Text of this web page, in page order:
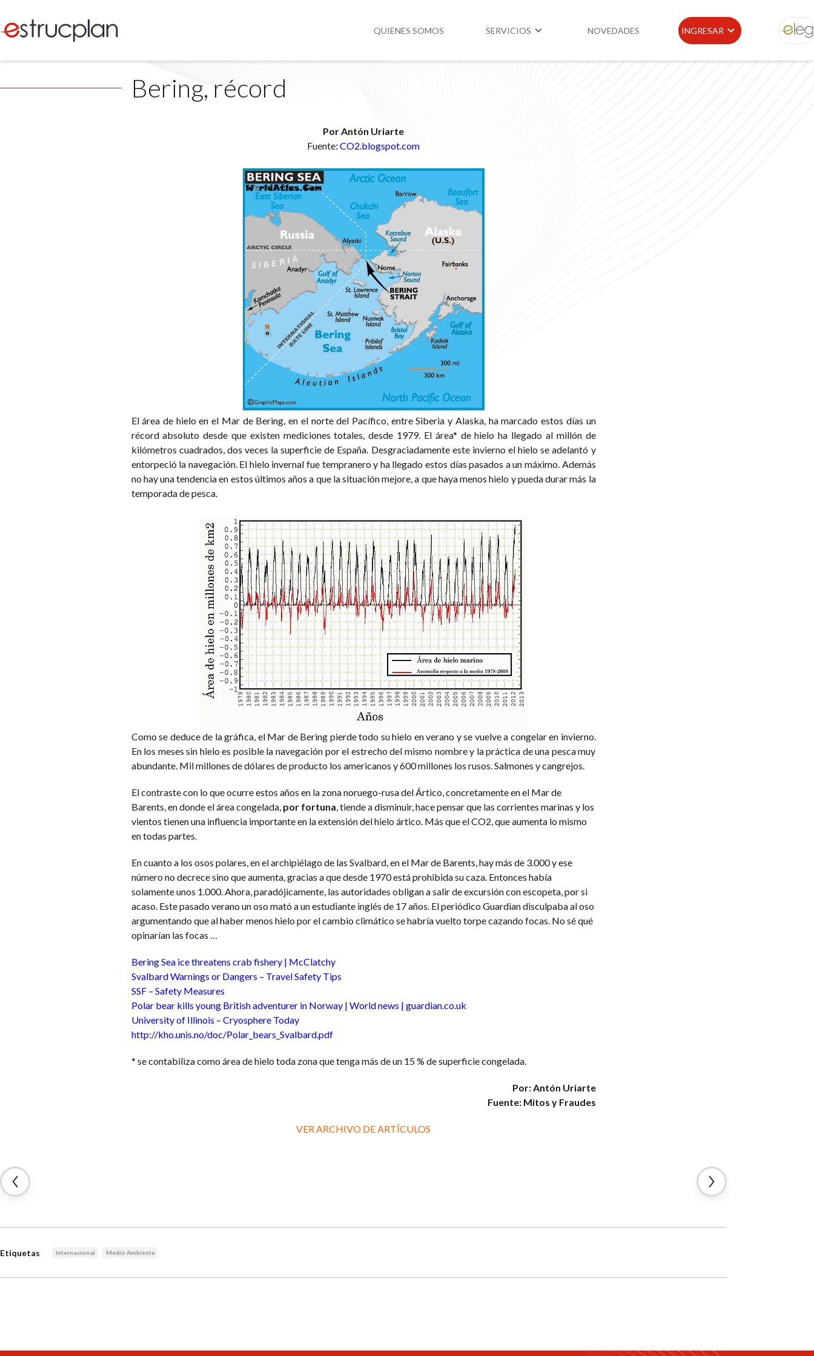
QUIENES SOMOS SERVICIOS NOVEDADES INGRESAR ELEG
Bering, récord
Por Antón Uriarte
Fuente: CO2.blogspot.com
El área de hielo en el Mar de Bering, en el norte del Pacífico, entre Siberia y Alaska, ha marcado estos días un
récord absoluto desde que existen mediciones totales, desde 1979. El área* de hielo ha llegado al millón de
kilómetros cuadrados, dos veces la superficie de España. Desgraciadamente este invierno el hielo se adelantó y
entorpeció la navegación. El hielo invernal fue tempranero y ha llegado estos días pasados a un máximo. Además
no hay una tendencia en estos últimos años a que la situación mejore, a que haya menos hielo y pueda durar más la
temporada de pesca.
Como se deduce de la gráfica, el Mar de Bering pierde todo su hielo en verano y se vuelve a congelar en invierno.
En los meses sin hielo es posible la navegación por el estrecho del mismo nombre y la práctica de una pesca muy
abundante. Mil millones de dólares de producto los americanos y 600 millones los rusos. Salmones y cangrejos.
El contraste con lo que ocurre estos años en la zona noruego-rusa del Ártico, concretamente en el Mar de
Barents, en donde el área congelada, por fortuna, tiende a disminuir, hace pensar que las corrientes marinas y los
vientos tienen una influencia importante en la extensión del hielo ártico. Más que el CO2, que aumenta lo mismo
en todas partes.
En cuanto a los osos polares, en el archipiélago de las Svalbard, en el Mar de Barents, hay más de 3.000 y ese
número no decrece sino que aumenta, gracias a que desde 1970 está prohibida su caza. Entonces había
solamente unos 1.000. Ahora, paradójicamente, las autoridades obligan a salir de excursión con escopeta, por si
acaso. Este pasado verano un oso mató a un estudiante inglés de 17 años. El periódico Guardian disculpaba al oso
argumentando que al haber menos hielo por el cambio climático se habría vuelto torpe cazando focas. No sé qué
opinarían las focas …
Bering Sea ice threatens crab fishery | McClatchy
Svalbard Warnings or Dangers – Travel Safety Tips
SSF – Safety Measures
Polar bear kills young British adventurer in Norway | World news | guardian.co.uk
University of Illinois – Cryosphere Today
http://kho.unis.no/doc/Polar_bears_Svalbard.pdf
* se contabiliza como área de hielo toda zona que tenga más de un 15 % de superficie congelada.
Por: Antón Uriarte
Fuente: Mitos y Fraudes
VER ARCHIVO DE ARTÍCULOS
Etiquetas Internacional Medio Ambiente